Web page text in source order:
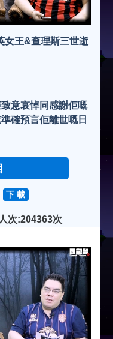
女王&查理斯三世逝
意哀悼同感謝佢嘅
確預言佢離世嘅日
下 載
次:204363次